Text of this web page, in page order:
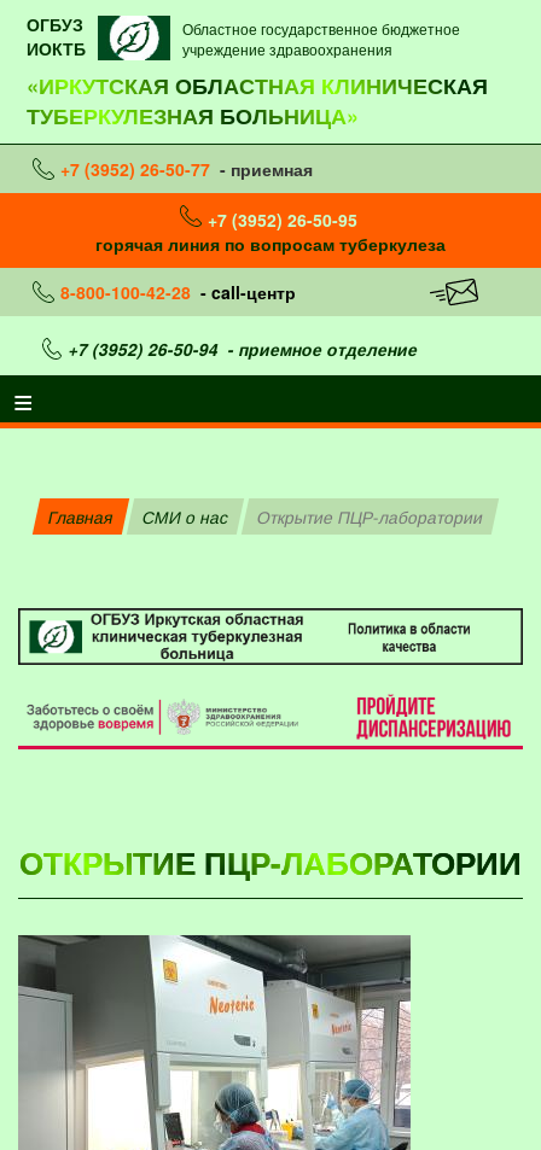
ОГБУЗ
ИОКТБ
Областное государственное бюджетное
учреждение здравоохранения
«ИРКУТСКАЯ ОБЛАСТНАЯ КЛИНИЧЕСКАЯ
ТУБЕРКУЛЕЗНАЯ БОЛЬНИЦА»
+7 (3952) 26-50-77 - приемная
+7 (3952) 26-50-95
горячая линия по вопросам туберкулеза
8-800-100-42-28 - call-центр
+7 (3952) 26-50-94- приемное отделение
Главная СМИ о нас Открытие ПЦР-лаборатории
ОТКРЫТИЕ ПЦР-ЛАБОРАТОРИИ